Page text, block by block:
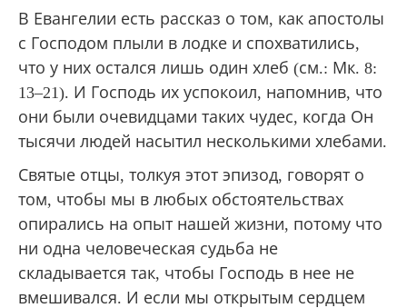
В Евангелии есть рассказ о том, как апостолы
с Господом плыли в лодке и спохватились,
что у них остался лишь один хлеб (см.: Мк. 8:
13–21). И Господь их успокоил, напомнив, что
они были очевидцами таких чудес, когда Он
тысячи людей насытил несколькими хлебами.
Святые отцы, толкуя этот эпизод, говорят о
том, чтобы мы в любых обстоятельствах
опирались на опыт нашей жизни, потому что
ни одна человеческая судьба не
складывается так, чтобы Господь в нее не
вмешивался. И если мы открытым сердцем